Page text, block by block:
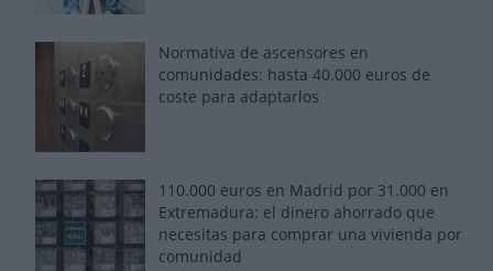
Normativa de ascensores en
comunidades: hasta 40.000 euros de
coste para adaptarlos
110.000 euros en Madrid por 31.000 en
Extremadura: el dinero ahorrado que
necesitas para comprar una vivienda por
comunidad